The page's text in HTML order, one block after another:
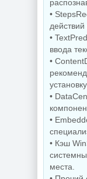
дисков
•
действий
•
ввода
•
•
•
• Кэш
места.